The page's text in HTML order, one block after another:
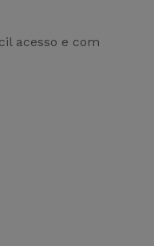
acesso e com